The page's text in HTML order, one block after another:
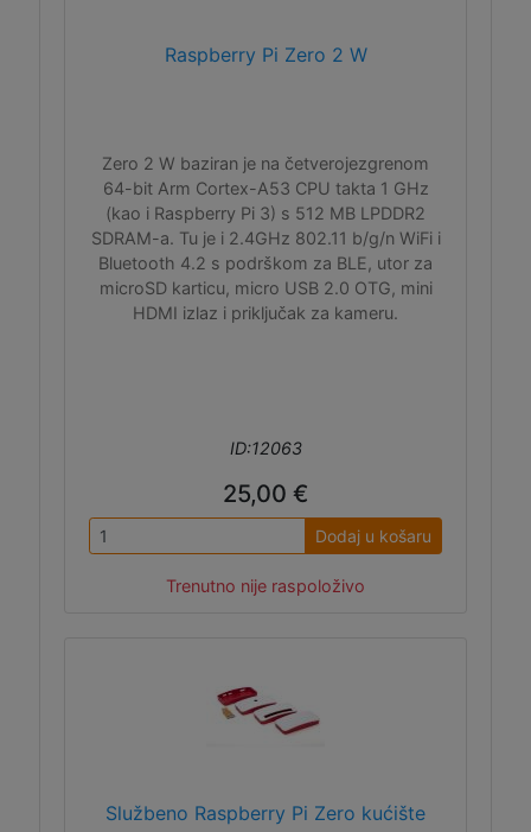
Raspberry Pi Zero 2 W
Zero 2 W baziran je na četverojezgrenom
64-bit Arm Cortex-A53 CPU takta 1 GHz
(kao i Raspberry Pi 3) s 512 MB LPDDR2
SDRAM-a. Tu je i 2.4GHz 802.11 b/g/n WiFi i
Bluetooth 4.2 s podrškom za BLE, utor za
microSD karticu, micro USB 2.0 OTG, mini
HDMI izlaz i priključak za kameru.
ID:12063
25,00 €
Dodaj u košaru
Trenutno nije raspoloživo
Službeno Raspberry Pi Zero kućište